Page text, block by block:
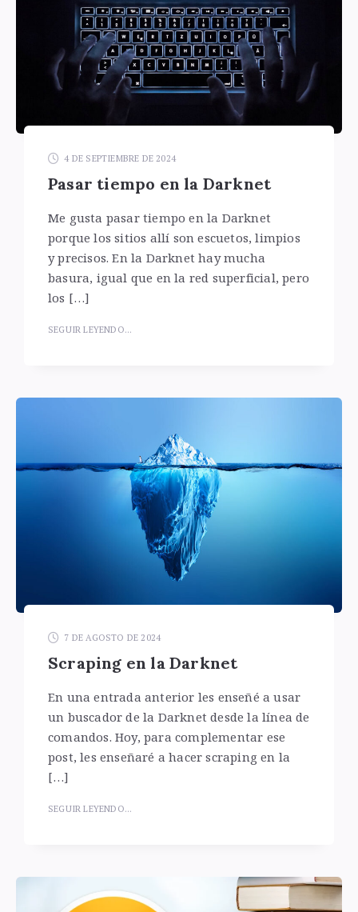
4 DE SEPTIEMBRE DE 2024
Pasar tiempo en la Darknet
Me gusta pasar tiempo en la Darknet
porque los sitios allí son escuetos, limpios
y precisos. En la Darknet hay mucha
basura, igual que en la red superficial, pero
los […]
SEGUIR LEYENDO...
7 DE AGOSTO DE 2024
Scraping en la Darknet
En una entrada anterior les enseñé a usar
un buscador de la Darknet desde la línea de
comandos. Hoy, para complementar ese
post, les enseñaré a hacer scraping en la
[…]
SEGUIR LEYENDO...